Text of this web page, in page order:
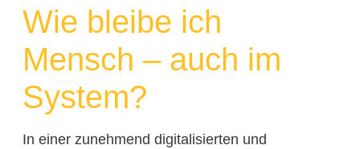
Wie bleibe ich
Mensch – auch im
System?
In einer zunehmend digitalisierten und